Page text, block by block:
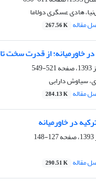
هادی عسگری دولاما
مقاله 267.56 K
خاورمیانه؛ از قدرت سخت
521-549
سیاوش دارابی
مقاله 284.13 K
در خاورمیانه‌
127-148
مقاله 290.51 K